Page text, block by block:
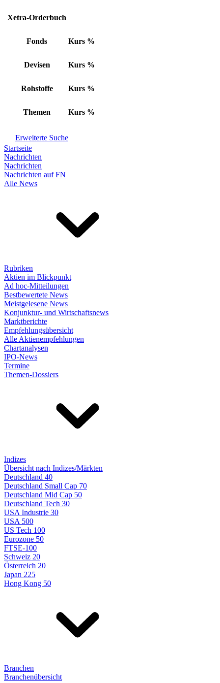
Xetra-Orderbuch
Fonds Kurs %
Devisen Kurs %
Rohstoffe Kurs %
Themen Kurs %
Erweiterte Suche
Startseite
Nachrichten
Nachrichten
Nachrichten auf FN
Alle News
Rubriken
Aktien im Blickpunkt
Ad hoc-Mitteilungen
Bestbewertete News
Meistgelesene News
Konjunktur- und Wirtschaftsnews
Marktberichte
Empfehlungsübersicht
Alle Aktienempfehlungen
Chartanalysen
IPO-News
Termine
Themen-Dossiers
Indizes
Übersicht nach Indizes/Märkten
Deutschland 40
Deutschland Small Cap 70
Deutschland Mid Cap 50
Deutschland Tech 30
USA Industrie 30
USA 500
US Tech 100
Eurozone 50
FTSE-100
Schweiz 20
Österreich 20
Japan 225
Hong Kong 50
Branchen
Branchenübersicht